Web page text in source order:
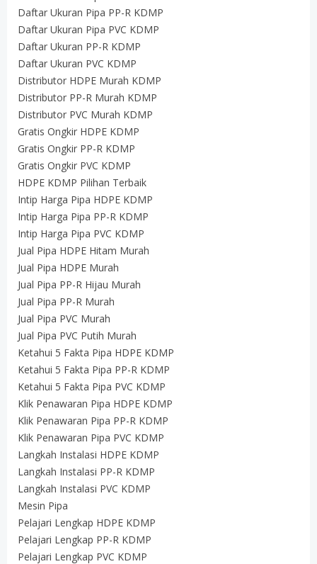
Daftar Ukuran Pipa PP-R KDMP
Daftar Ukuran Pipa PVC KDMP
Daftar Ukuran PP-R KDMP
Daftar Ukuran PVC KDMP
Distributor HDPE Murah KDMP
Distributor PP-R Murah KDMP
Distributor PVC Murah KDMP
Gratis Ongkir HDPE KDMP
Gratis Ongkir PP-R KDMP
Gratis Ongkir PVC KDMP
HDPE KDMP Pilihan Terbaik
Intip Harga Pipa HDPE KDMP
Intip Harga Pipa PP-R KDMP
Intip Harga Pipa PVC KDMP
Jual Pipa HDPE Hitam Murah
Jual Pipa HDPE Murah
Jual Pipa PP-R Hijau Murah
Jual Pipa PP-R Murah
Jual Pipa PVC Murah
Jual Pipa PVC Putih Murah
Ketahui 5 Fakta Pipa HDPE KDMP
Ketahui 5 Fakta Pipa PP-R KDMP
Ketahui 5 Fakta Pipa PVC KDMP
Klik Penawaran Pipa HDPE KDMP
Klik Penawaran Pipa PP-R KDMP
Klik Penawaran Pipa PVC KDMP
Langkah Instalasi HDPE KDMP
Langkah Instalasi PP-R KDMP
Langkah Instalasi PVC KDMP
Mesin Pipa
Pelajari Lengkap HDPE KDMP
Pelajari Lengkap PP-R KDMP
Pelajari Lengkap PVC KDMP